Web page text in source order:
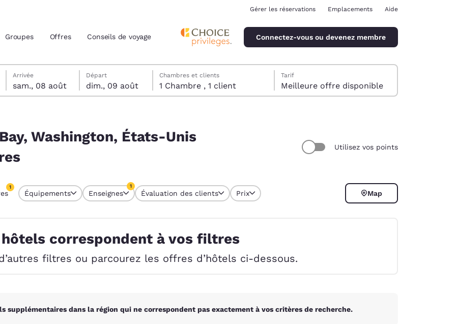
Latin America Canada
Español English
France France
Gérer les réservations Emplacements Aide
Groupes Offres Conseils de voyage Connectez-vous ou devenez membre
samedi 8 août
Arrivée
sam., 08 août
dimanche 9 août
Départ
dim., 09 août
dimanche 9 août date de départ sélectionnée
samedi 8 août date d’arrivée sélectionnée
Chambres et clients
1 Chambre , 1 client
Tarif
Meilleure offre disponible
Washington, États-Unis
Utilisez vos points
1
sélectionné
Équipements Enseignes
1
Évaluation des clients Prix Map
correspondent à vos filtres
filtres ou parcourez les offres d’hôtels ci-dessous.
supplémentaires dans la région qui ne correspondent pas exactement à vos critères de recherche.